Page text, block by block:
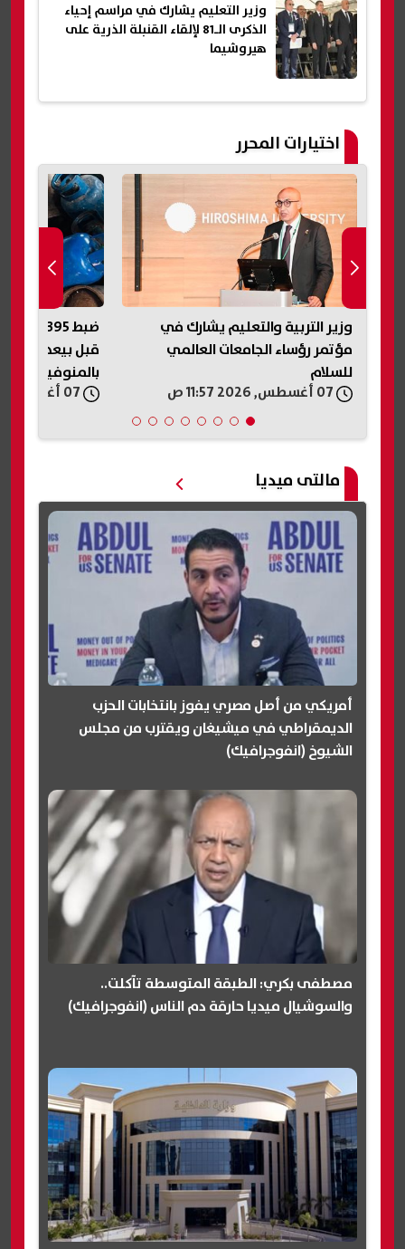
وزير التعليم يشارك في مراسم إحياء
الذكرى الـ81 لإلقاء القنبلة الذرية على
هيروشيما
اختيارات المحرر
ضبط 395 أسطوانة بوتاجاز مدعمة
قبل بيعها في السوق السوداء
بالمنوفية
07 أغسطس, 2026 11:56 ص
تموينيًا
07 أغسطس, 2026 11:54 ص
مالتى ميديا
أمريكي من أصل مصري يفوز بانتخابات الحزب
الديمقراطي في ميشيغان ويقترب من مجلس
الشيوخ (انفوجرافيك)
مصطفى بكري: الطبقة المتوسطة تآكلت..
والسوشيال ميديا حارقة دم الناس (انفوجرافيك)